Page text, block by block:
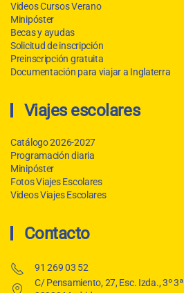
Videos Cursos Verano
Minipóster
Becas y ayudas
Solicitud de inscripción
Preinscripción gratuita
Documentación para viajar a Inglaterra
Viajes escolares
Catálogo 2026-2027
Programación diaria
Minipóster
Fotos Viajes Escolares
Videos Viajes Escolares
Contacto
91 269 03 52
C/ Pensamiento, 27, Esc. Izda., 3º 3ª